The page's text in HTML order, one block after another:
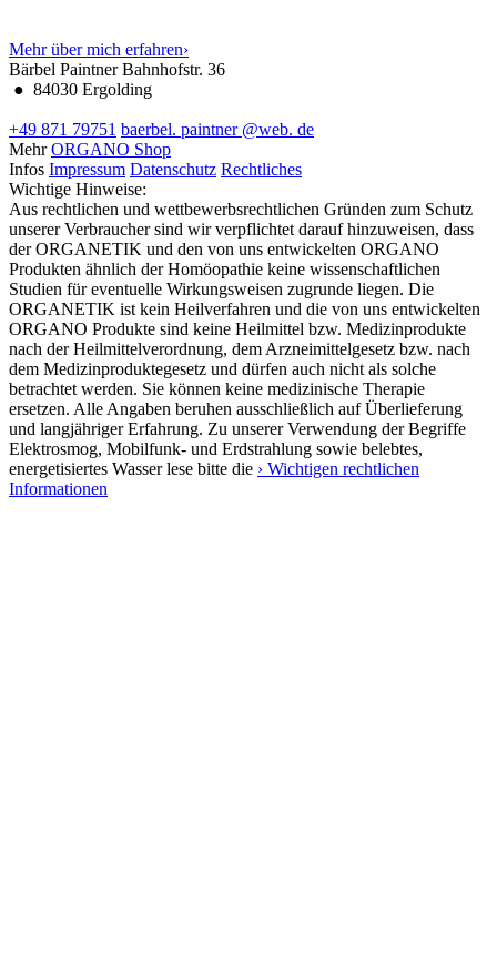
Mehr über mich erfahren›
Bärbel PaintnerBahnhofstr. 36
● 84030 Ergolding
+49 871 79751 baerbel. paintner @web. de
Mehr ORGANO Shop
Infos Impressum Datenschutz Rechtliches
Wichtige Hinweise:
Aus rechtlichen und wettbewerbsrechtlichen Gründen zum Schutz
unserer Verbraucher sind wir verpflichtet darauf hinzuweisen, dass
der ORGANETIK und den von uns entwickelten ORGANO
Produkten ähnlich der Homöopathie keine wissenschaftlichen
Studien für eventuelle Wirkungsweisen zugrunde liegen. Die
ORGANETIK ist kein Heilverfahren und die von uns entwickelten
ORGANO Produkte sind keine Heilmittel bzw. Medizinprodukte
nach der Heilmittelverordnung, dem Arzneimittelgesetz bzw. nach
dem Medizinproduktegesetz und dürfen auch nicht als solche
betrachtet werden. Sie können keine medizinische Therapie
ersetzen. Alle Angaben beruhen ausschließlich auf Überlieferung
und langjähriger Erfahrung. Zu unserer Verwendung der Begriffe
Elektrosmog, Mobilfunk- und Erdstrahlung sowie belebtes,
energetisiertes Wasser lese bitte die › Wichtigen rechtlichen
Informationen